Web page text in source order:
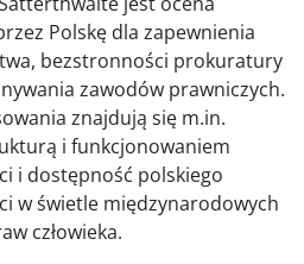
Polskę dla zapewnienia
bezstronności prokuratury
zawodów prawniczych.
znajdują się m.in.
i funkcjonowaniem
i dostępność polskiego
w świetle międzynarodowych
człowieka.